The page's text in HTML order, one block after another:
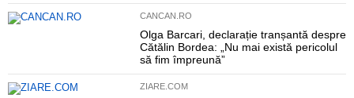
CANCAN.RO
Olga Barcari, declarație tranșantă despre
Cătălin Bordea: „Nu mai există pericolul
să fim împreună”
ZIARE.COM